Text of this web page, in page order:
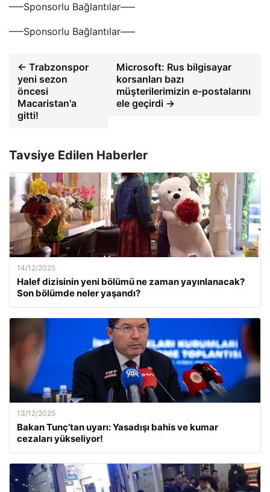
—–Sponsorlu Bağlantılar—–
—–Sponsorlu Bağlantılar—–
← Trabzonspor
yeni sezon
öncesi
Macaristan'a
gitti!
Microsoft: Rus bilgisayar
korsanları bazı
müşterilerimizin e-postalarını
ele geçirdi →
Tavsiye Edilen Haberler
14/12/2025
Halef dizisinin yeni bölümü ne zaman yayınlanacak?
Son bölümde neler yaşandı?
13/12/2025
Bakan Tunç’tan uyarı: Yasadışı bahis ve kumar
cezaları yükseliyor!